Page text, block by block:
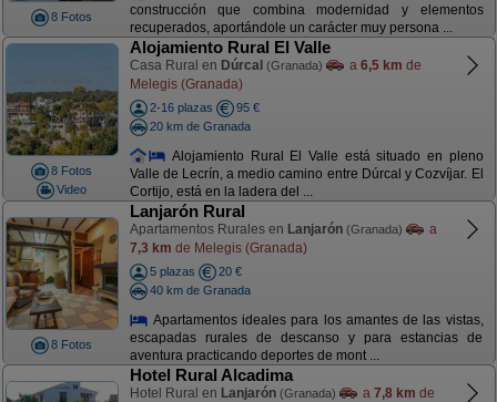
8 Fotos
construcción que combina modernidad y elementos
recuperados, aportándole un carácter muy persona ...
8 Fotos
Video
Alojamiento Rural El Valle
Casa Rural en Dúrcal (Granada) a 6,5 km de
Melegis (Granada)
2-16 plazas
95 €
20 km de Granada
Alojamiento Rural El Valle está situado en pleno
Valle de Lecrín, a medio camino entre Dúrcal y Cozvíjar. El
Cortijo, está en la ladera del ...
8 Fotos
Lanjarón Rural
Apartamentos Rurales en Lanjarón (Granada)
a
7,3 km de Melegis (Granada)
5 plazas
20 €
40 km de Granada
Apartamentos ideales para los amantes de las vistas,
escapadas rurales de descanso y para estancias de
aventura practicando deportes de mont ...
Hotel Rural Alcadima
Hotel Rural en Lanjarón (Granada) a 7,8 km de